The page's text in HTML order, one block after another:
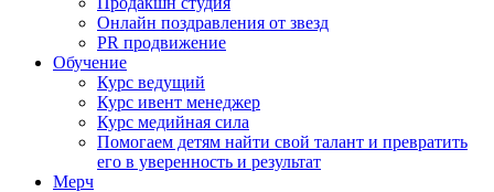
Онлайн поздравления от звезд
PR продвижение
Обучение
Курс ведущий
Курс ивент менеджер
Курс медийная сила
Помогаем детям найти свой талант и превратить
его в уверенность и результат
Мерч